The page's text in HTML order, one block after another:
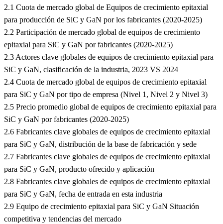
2.1 Cuota de mercado global de Equipos de crecimiento epitaxial
para producción de SiC y GaN por los fabricantes (2020-2025)
2.2 Participación de mercado global de equipos de crecimiento
epitaxial para SiC y GaN por fabricantes (2020-2025)
2.3 Actores clave globales de equipos de crecimiento epitaxial para
SiC y GaN, clasificación de la industria, 2023 VS 2024
2.4 Cuota de mercado global de equipos de crecimiento epitaxial
para SiC y GaN por tipo de empresa (Nivel 1, Nivel 2 y Nivel 3)
2.5 Precio promedio global de equipos de crecimiento epitaxial para
SiC y GaN por fabricantes (2020-2025)
2.6 Fabricantes clave globales de equipos de crecimiento epitaxial
para SiC y GaN, distribución de la base de fabricación y sede
2.7 Fabricantes clave globales de equipos de crecimiento epitaxial
para SiC y GaN, producto ofrecido y aplicación
2.8 Fabricantes clave globales de equipos de crecimiento epitaxial
para SiC y GaN, fecha de entrada en esta industria
2.9 Equipo de crecimiento epitaxial para SiC y GaN Situación
competitiva y tendencias del mercado